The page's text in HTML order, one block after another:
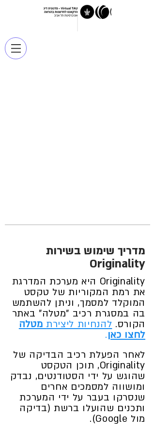
מדריך שימוש בשירות
Originality
Originality היא מערכת המדרגת
את רמת המקוריות של טקסט
המוקלד למסמך, וניתן להשתמש
בה במסגרת רכיב "מטלה" באתר
הקורס. להנחיות ליצירתמטלה
לחצו כאן.
לאחר הפעלת רכיב הבדיקה של
Originality, תוכן הטקסט
שהוגש על ידי הסטודנטים, נבדק
ומושווה למסמכים אחרים
שנסרקו בעבר על ידי המערכת
ותכנים שהועלו ברשת (בדיקה
מול Google).